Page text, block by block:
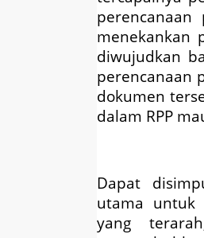
menekankan
diwujudkan
perencanaan
dokumen
dalam RPP
Dapat
utama untuk
yang